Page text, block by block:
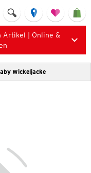
| Online &
Wickeljacke